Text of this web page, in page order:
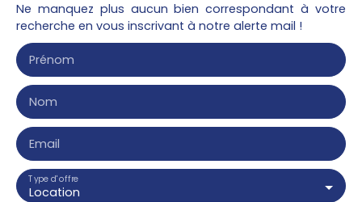
Ne manquez plus aucun bien correspondant à votre
recherche en vous inscrivant à notre alerte mail !
Prénom
Nom
Email
Location
Type d'offre